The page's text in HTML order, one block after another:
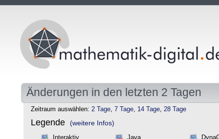
Änderungen in den letzten 2 Tagen
Zeitraum auswählen: 2 Tage, 7 Tage, 14 Tage, 28 Tage
Legende (weitere Infos)
Interaktiv Java